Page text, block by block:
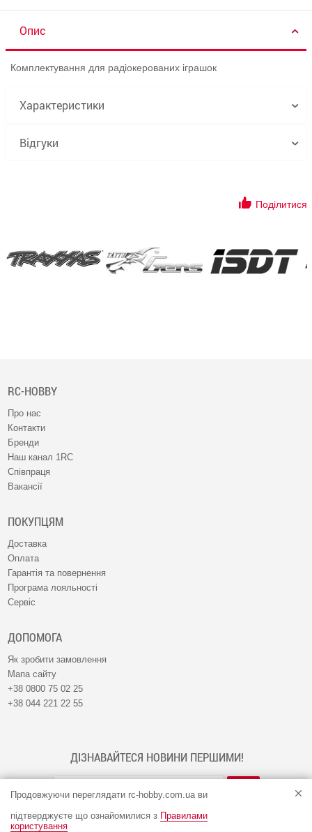
Продовжуючи переглядати rc-hobby.com.ua ви
підтверджуєте що ознайомилися з Правилами
користування
Опис
Комплектування для радіокерованих іграшок
Характеристики
Відгуки
Поділитися
RC-HOBBY
Про нас
Контакти
Бренди
Наш канал 1RC
Співпраця
Вакансії
ПОКУПЦЯМ
Доставка
Оплата
Гарантія та повернення
Програма лояльності
Сервіс
ДОПОМОГА
Як зробити замовлення
Мапа сайту
+38 0800 75 02 25
+38 044 221 22 55
ДІЗНАВАЙТЕСЯ НОВИНИ ПЕРШИМИ!